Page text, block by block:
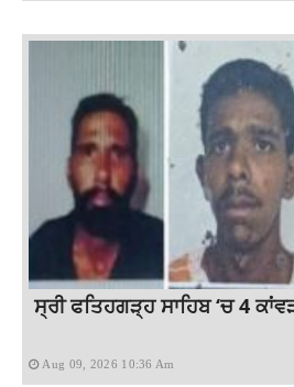
ਸ੍ਰੀ ਫਤਿਹਗੜ੍ਹ ਸਾਹਿਬ ‘ਚ 4
Aug 09, 2026 10:36 Am